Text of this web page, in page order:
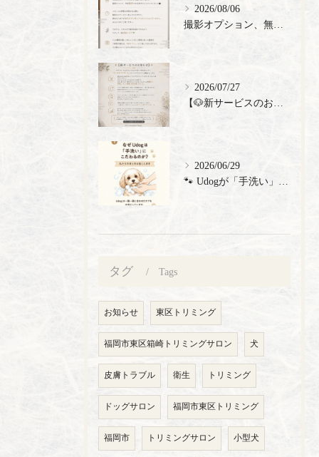
2026/08/06
2026/07/27
2026/06/29
タグ Tags
お知らせ 東区トリミング
福岡市東区箱崎トリミングサロン 犬
皮膚トラブル 衛生 トリミング
ドッグサロン 福岡市東区トリミング
福岡市 トリミングサロン 小型犬